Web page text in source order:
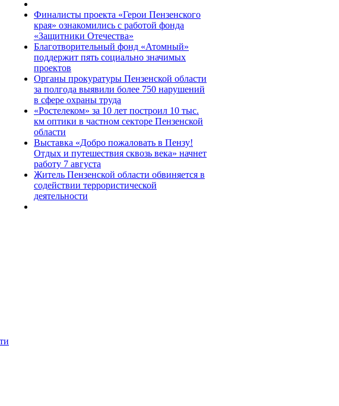
Финалисты проекта «Герои Пензенского
края» ознакомились с работой фонда
«Защитники Отечества»
Благотворительный фонд «Атомный»
поддержит пять социально значимых
проектов
Органы прокуратуры Пензенской области
за полгода выявили более 750 нарушений
в сфере охраны труда
«Ростелеком» за 10 лет построил 10 тыс.
км оптики в частном секторе Пензенской
области
Выставка «Добро пожаловать в Пензу!
Отдых и путешествия сквозь века» начнет
работу 7 августа
Житель Пензенской области обвиняется в
содействии террористической
деятельности